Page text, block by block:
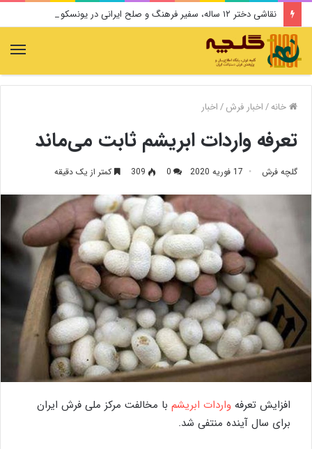
نقاشی دختر ۱۲ ساله، سفیر فرهنگ و صلح ایرانی در یونسکو می‌شود
خانه/اخبار فرش/اخبار
تعرفه واردات ابریشم ثابت می‌ماند
گلچه فرش 17 فوریه 2020 0
309 کمتر از یک دقیقه
افزایش تعرفه واردات ابریشم با مخالفت مرکز ملی فرش ایران
برای سال آینده منتفی شد.